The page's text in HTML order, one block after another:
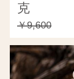
克
￥9,600